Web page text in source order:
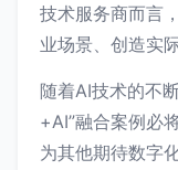
技术服务商而言
业场景、创造实
随着AI技术的不
+AI”融合案例必
为其他期待数字